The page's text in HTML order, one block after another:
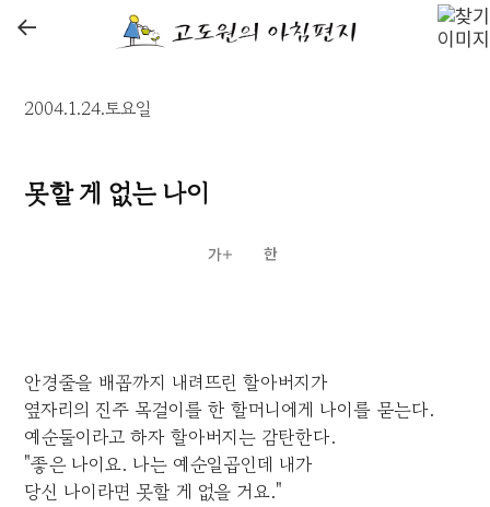
←
2004.1.24.토요일
못할 게 없는 나이
안경줄을 배꼽까지 내려뜨린 할아버지가
옆자리의 진주 목걸이를 한 할머니에게 나이를 묻는다.
예순둘이라고 하자 할아버지는 감탄한다.
"좋은 나이요. 나는 예순일곱인데 내가
당신 나이라면 못할 게 없을 거요."